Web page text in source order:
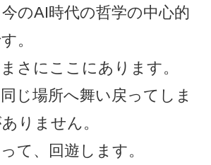
のAI時代の哲学の中心的
。
さにここにあります。
じ場所へ舞い戻ってしま
りません。
て、回遊します。